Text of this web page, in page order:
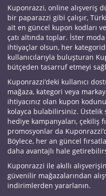
Kuponrazzi, online alışveriş
bir paparazzi gibi çalışır,
ait en güncel kupon kodları
çatı altında toplar. İster
ihtiyaçlar olsun, her
kullanıcılarıyla buluşturan
bütçeden tasarruf etmeyi
Kuponrazzi’deki kullanıcı
mağaza, kategori veya
ihtiyacınız olan kupon
kolayca bulabilirsiniz. Üstelik
hediye kampanyaları, çekiliş
promosyonlar da
Böylece, her an güncel
daha avantajlı hale
Kuponrazzi ile akıllı
güvenilir mağazalarından
indirimlerden yararlanın.